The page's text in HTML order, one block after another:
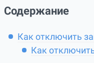
Содержание
Как отключить
Как